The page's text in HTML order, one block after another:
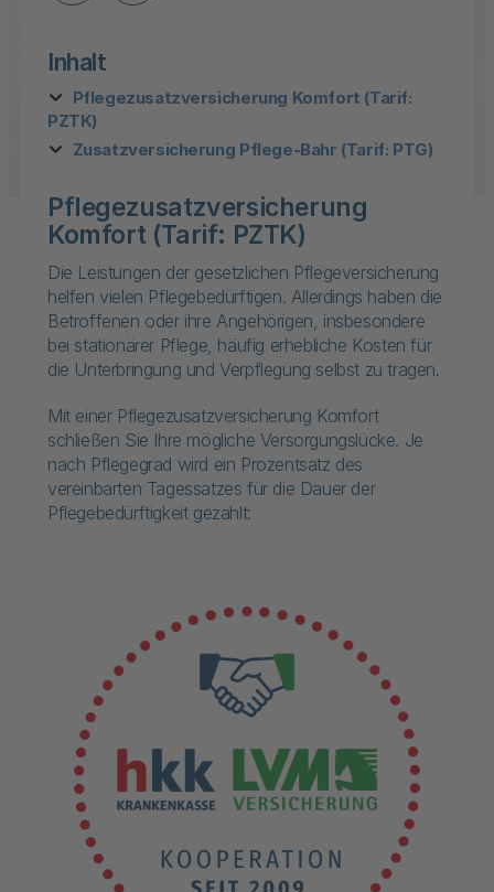
Inhalt
Pflegezusatzversicherung Komfort (Tarif:
PZTK)
Zusatzversicherung Pflege-Bahr (Tarif: PTG)
Pflegezusatzversicherung
Komfort (Tarif: PZTK)
Die Leistungen der gesetzlichen Pflegeversicherung
helfen vielen Pflegebedürftigen. Allerdings haben die
Betroffenen oder ihre Angehörigen, insbesondere
bei stationärer Pflege, häufig erhebliche Kosten für
die Unterbringung und Verpflegung selbst zu tragen.
Mit einer Pflegezusatzversicherung Komfort
schließen Sie Ihre mögliche Versorgungslücke. Je
nach Pflegegrad wird ein Prozentsatz des
vereinbarten Tagessatzes für die Dauer der
Pflegebedürftigkeit gezahlt: